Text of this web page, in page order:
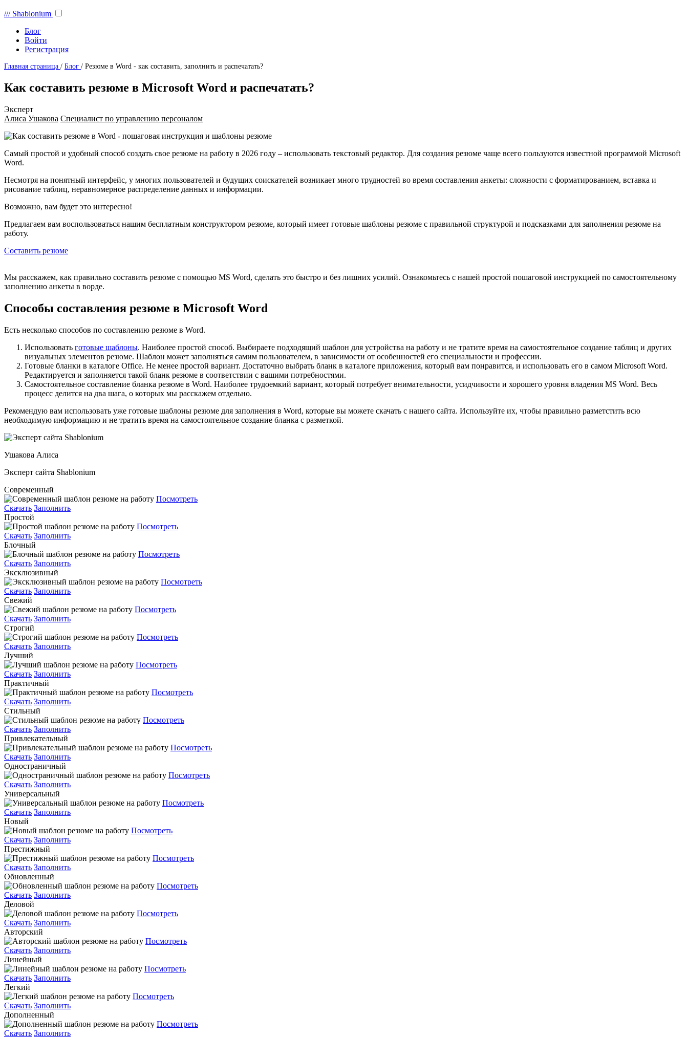
/// Shablonium
Блог
Войти
Регистрация
Главная страница / Блог / Резюме в Word - как составить, заполнить и распечатать?
Как составить резюме в Microsoft Word и распечатать?
Эксперт
Алиса Ушакова Специалист по управлению персоналом
Самый простой и удобный способ создать свое резюме на работу в 2026 году – использовать текстовый редактор. Для создания резюме чаще всего пользуются известной программой Microsoft
Word.
Несмотря на понятный интерфейс, у многих пользователей и будущих соискателей возникает много трудностей во время составления анкеты: сложности с форматированием, вставка и
рисование таблиц, неравномерное распределение данных и информации.
Возможно, вам будет это интересно!
Предлагаем вам воспользоваться нашим бесплатным конструктором резюме, который имеет готовые шаблоны резюме с правильной структурой и подсказками для заполнения резюме на
работу.
Составить резюме
Мы расскажем, как правильно составить резюме с помощью MS Word, сделать это быстро и без лишних усилий. Ознакомьтесь с нашей простой пошаговой инструкцией по самостоятельному
заполнению анкеты в ворде.
Способы составления резюме в Microsoft Word
Есть несколько способов по составлению резюме в Word.
Использовать готовые шаблоны. Наиболее простой способ. Выбираете подходящий шаблон для устройства на работу и не тратите время на самостоятельное создание таблиц и других
визуальных элементов резюме. Шаблон может заполняться самим пользователем, в зависимости от особенностей его специальности и профессии.
Готовые бланки в каталоге Office. Не менее простой вариант. Достаточно выбрать бланк в каталоге приложения, который вам понравится, и использовать его в самом Microsoft Word.
Редактируется и заполняется такой бланк резюме в соответствии с вашими потребностями.
Самостоятельное составление бланка резюме в Word. Наиболее трудоемкий вариант, который потребует внимательности, усидчивости и хорошего уровня владения MS Word. Весь
процесс делится на два шага, о которых мы расскажем отдельно.
Рекомендую вам использовать уже готовые шаблоны резюме для заполнения в Word, которые вы можете скачать с нашего сайта. Используйте их, чтобы правильно разметстить всю
необходимую информацию и не тратить время на самостоятельное создание бланка с разметкой.
Ушакова Алиса
Эксперт сайта Shablonium
Современный
Посмотреть
Скачать Заполнить
Простой
Посмотреть
Скачать Заполнить
Блочный
Посмотреть
Скачать Заполнить
Эксклюзивный
Посмотреть
Скачать Заполнить
Свежий
Посмотреть
Скачать Заполнить
Строгий
Посмотреть
Скачать Заполнить
Лучший
Посмотреть
Скачать Заполнить
Практичный
Посмотреть
Скачать Заполнить
Стильный
Посмотреть
Скачать Заполнить
Привлекательный
Посмотреть
Скачать Заполнить
Одностраничный
Посмотреть
Скачать Заполнить
Универсальный
Посмотреть
Скачать Заполнить
Новый
Посмотреть
Скачать Заполнить
Престижный
Посмотреть
Скачать Заполнить
Обновленный
Посмотреть
Скачать Заполнить
Деловой
Посмотреть
Скачать Заполнить
Авторский
Посмотреть
Скачать Заполнить
Линейный
Посмотреть
Скачать Заполнить
Легкий
Посмотреть
Скачать Заполнить
Дополненный
Посмотреть
Скачать Заполнить